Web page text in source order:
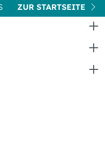
ZUR STARTSEITE